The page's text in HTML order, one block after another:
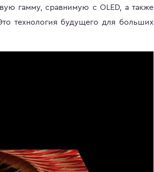
гамму, сравнимую с OLED, а также
технология будущего для больших